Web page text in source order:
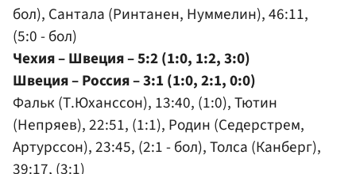
бол), Сантала (Ринтанен, Нуммелин), 46:11,
(5:0 - бол)
Чехия – Швеция – 5:2 (1:0, 1:2, 3:0)
Швеция – Россия – 3:1 (1:0, 2:1, 0:0)
Фальк (Т.Юханссон), 13:40, (1:0), Тютин
(Непряев), 22:51, (1:1), Родин (Седерстрем,
Артурссон), 23:45, (2:1 - бол), Толса (Канберг),
39:17, (3:1)